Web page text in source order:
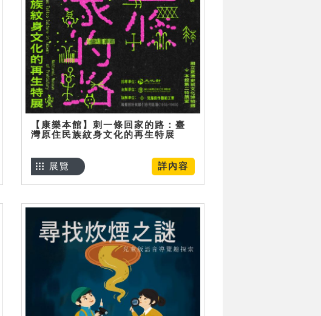
【康樂本館】刺一條回家的路：臺
灣原住民族紋身文化的再生特展
詳內容
展覽